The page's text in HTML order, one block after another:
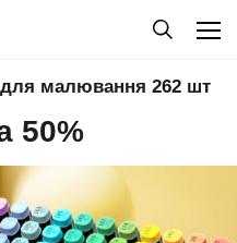
для малювання 262 шт
50%